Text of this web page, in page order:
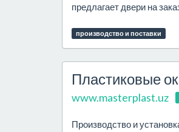
предлагает двери на
производство и поставки
Пластиковые
www.masterplast.uz
Производство и